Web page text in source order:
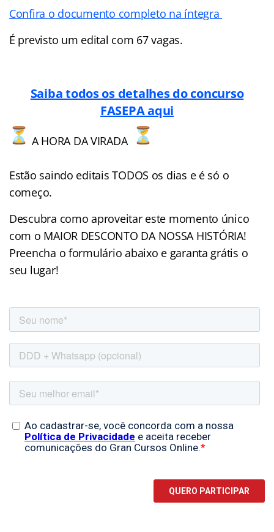
Confira o documento completo na íntegra
É previsto um edital com 67 vagas.
Saiba todos os detalhes do concurso
FASEPA aqui
A HORA DA VIRADA
Estão saindo editais TODOS os dias e é só o
começo.
Descubra como aproveitar este momento único
com o MAIOR DESCONTO DA NOSSA HISTÓRIA!
Preencha o formulário abaixo e garanta grátis o
seu lugar!